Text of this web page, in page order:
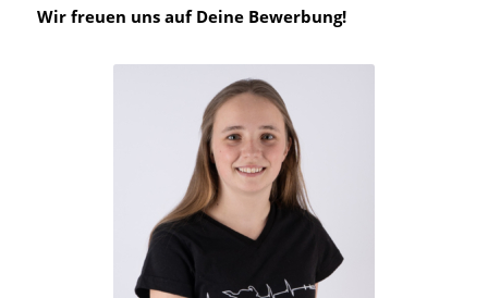
Wir freuen uns auf Deine Bewerbung!